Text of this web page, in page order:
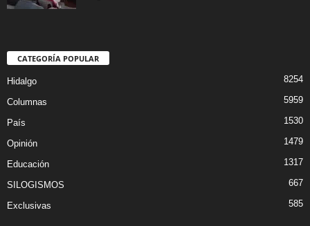
CATEGORÍA POPULAR
Hidalgo 8254
Columnas 5959
País 1530
Opinión 1479
Educación 1317
SILOGISMOS 667
Exclusivas 585